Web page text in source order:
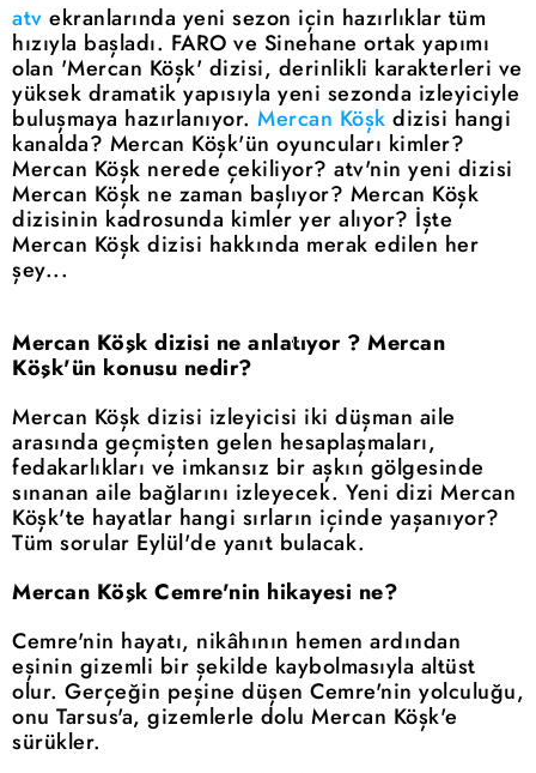
atv ekranlarında yeni sezon için hazırlıklar tüm
hızıyla başladı. FARO ve Sinehane ortak yapımı
olan 'Mercan Köşk' dizisi, derinlikli karakterleri ve
yüksek dramatik yapısıyla yeni sezonda izleyiciyle
buluşmaya hazırlanıyor. Mercan Köşk dizisi hangi
kanalda? Mercan Köşk'ün oyuncuları kimler?
Mercan Köşk nerede çekiliyor? atv'nin yeni dizisi
Mercan Köşk ne zaman başlıyor? Mercan Köşk
dizisinin kadrosunda kimler yer alıyor? İşte
Mercan Köşk dizisi hakkında merak edilen her
şey...
Mercan Köşk dizisi ne anlatıyor ? Mercan
Köşk'ün konusu nedir?
Mercan Köşk dizisi izleyicisi iki düşman aile
arasında geçmişten gelen hesaplaşmaları,
fedakarlıkları ve imkansız bir aşkın gölgesinde
sınanan aile bağlarını izleyecek. Yeni dizi Mercan
Köşk'te hayatlar hangi sırların içinde yaşanıyor?
Tüm sorular Eylül'de yanıt bulacak.
Mercan Köşk Cemre'nin hikayesi ne?
Cemre'nin hayatı, nikâhının hemen ardından
eşinin gizemli bir şekilde kaybolmasıyla altüst
olur. Gerçeğin peşine düşen Cemre'nin yolculuğu,
onu Tarsus'a, gizemlerle dolu Mercan Köşk'e
sürükler.